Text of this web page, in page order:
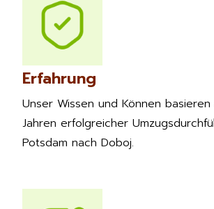
Erfahrung
Unser Wissen und Können
Jahren erfolgreicher
Potsdam nach Doboj.